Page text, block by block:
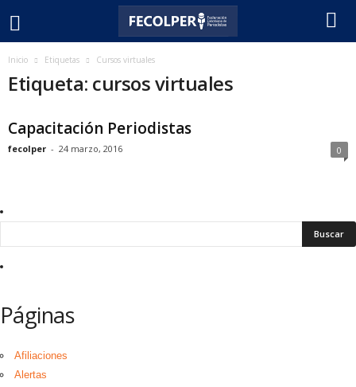
e
Inicio Etiquetas Cursos virtuales
Etiqueta: cursos virtuales
Capacitación Periodistas
fecolper - 24 marzo, 2016 0
Páginas
Afiliaciones
Alertas